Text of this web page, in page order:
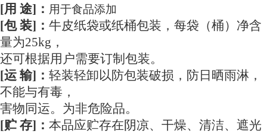
[用 途]： 用于食品添加
[包 装]： 牛皮纸袋或纸桶包装，每袋（桶）净含
量为25kg，
还可根据用户需要订制 包装。
[运 输]： 轻装轻卸以防包装破损，防日晒雨淋，
不能与有毒，
害物同运。为非危险品。
[贮 存]： 本品应贮存在阴凉、干燥、清洁、遮光